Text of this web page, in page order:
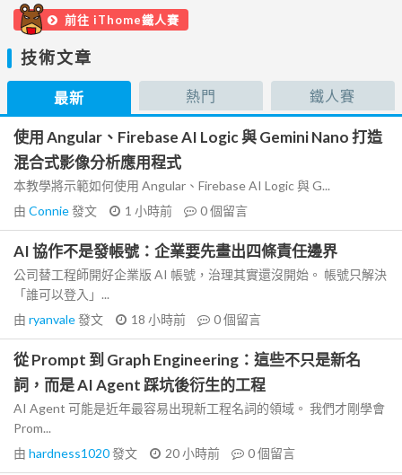
前往 iThome鐵人賽
技術文章
最新 熱門 鐵人賽
使用 Angular、Firebase AI Logic 與 Gemini Nano 打造
混合式影像分析應用程式
本教學將示範如何使用 Angular、Firebase AI Logic 與 G...
由 Connie發文 1 小時前 0個留言
AI 協作不是發帳號：企業要先畫出四條責任邊界
公司替工程師開好企業版 AI 帳號，治理其實還沒開始。 帳號只解決
「誰可以登入」...
由 ryanvale發文 18 小時前 0個留言
從 Prompt 到 Graph Engineering：這些不只是新名
詞，而是 AI Agent 踩坑後衍生的工程
AI Agent 可能是近年最容易出現新工程名詞的領域。 我們才剛學會
Prom...
由 hardness1020發文 20 小時前 0個留言